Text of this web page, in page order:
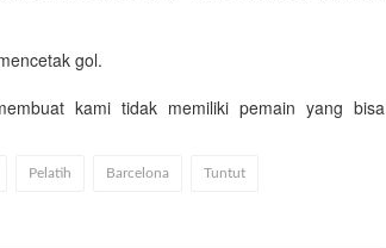
gol.
kami tidak memiliki pemain yang bisa
Pelatih Barcelona Tuntut